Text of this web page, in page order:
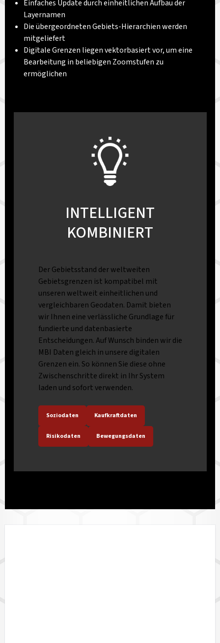
Einfaches Update durch einheitlichen Aufbau der
Layernamen
Die übergeordneten Gebiets-Hierarchien werden
mitgeliefert
Digitale Grenzen liegen vektorbasiert vor, um eine
Bearbeitung in beliebigen Zoomstufen zu
ermöglichen
INTELLIGENT
KOMBINIERT
Der Gebietsstand der weltweiten
Gebietsgrenzen ist kompatibel mit
unseren weltweit einheitlichen und
vergleichbaren Geodaten. Damit bieten
wir Ihnen eine verlässliche Grundlage für
fundierte und datenbasierte
Entscheidungen. Auf Wunsch binden wir die
MBI Daten gleich in unsere digitalen
Grenzen ein. So können Sie diese ohne
Zwischenschritte direkt in Ihr System
laden und sofort verwenden.
Soziodaten Kaufkraftdaten
Risikodaten Bewegungsdaten